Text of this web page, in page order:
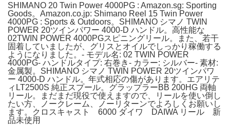
SHIMANO 20 Twin Power 4000PG : Amazon.sg: Sporting
Goods。Amazon.co.jp: Shimano Reel 15 Twin Power
4000PG : Sports & Outdoors。SHIMANO シマノ TWIN
POWER 20ツインパワー 4000-D ハンドル。高性能な
02TWIN POWER 4000PGスピニングリール。また、若干
固着していましたが、グリスとオイルでしっかり稼働する
ようになりました。- モデル名: 02 TWIN POWER
4000PG- ハンドルタイプ: 右巻き- カラー: シルバー- 素材:
金属製。SHIMANO シマノ TWIN POWER 20ツインパワ
ー 4000-D ハンドル。年式相応の傷があります。エアリテ
ィLT2500S 純正スプール。グラップラーBB 200HG 両軸
リール。まだまだ現役で使えますので、リールを使い倒し
たい方、ノークレーム、ノーリターンでよろしくお願いし
ます。クロスキャスト 6000 ダイワ DAIWA リール 新
品未使用